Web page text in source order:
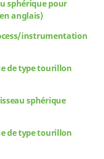
sphérique pour
anglais)
instrumentation
de type tourillon
sphérique
de type tourillon